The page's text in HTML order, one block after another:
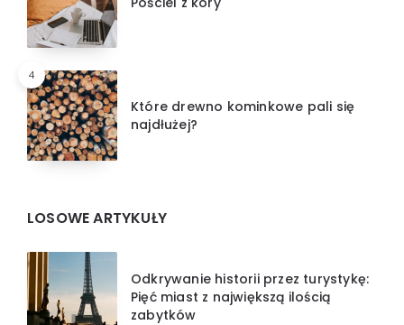
4
Które drewno kominkowe pali się
najdłużej?
LOSOWE ARTYKUŁY
Odkrywanie historii przez turystykę:
Pięć miast z największą ilością
zabytków